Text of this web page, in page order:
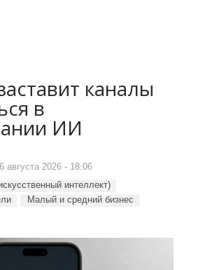
каналы
в
ИИ
августа 2026 - 18:06
интеллект)
Малый и средний бизнес